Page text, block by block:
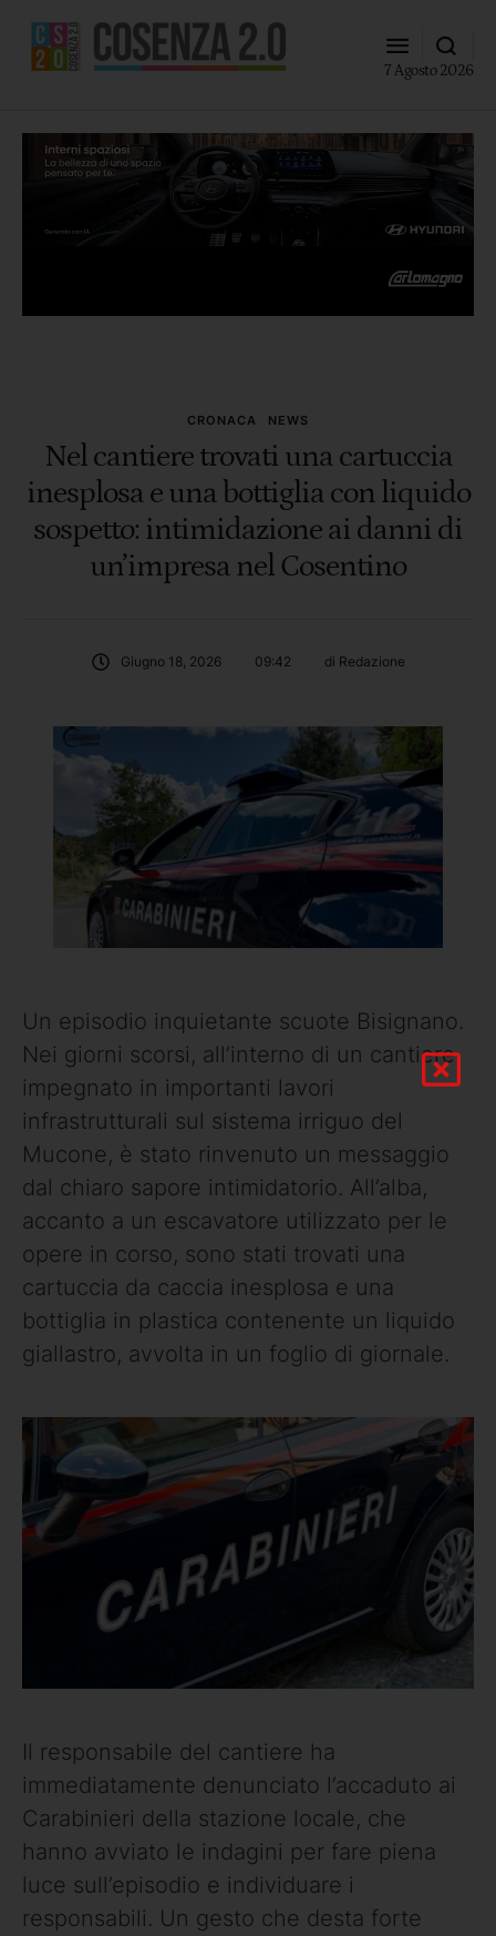
7 Agosto 2026
CRONACA NEWS
Nel cantiere trovati una cartuccia
inesplosa e una bottiglia con liquido
sospetto: intimidazione ai danni di
un’impresa nel Cosentino
Giugno 18, 2026 09:42 di Redazione
Un episodio inquietante scuote Bisignano.
Nei giorni scorsi, all’interno di un cantiere
impegnato in importanti lavori
infrastrutturali sul sistema irriguo del
Mucone, è stato rinvenuto un messaggio
dal chiaro sapore intimidatorio. All’alba,
accanto a un escavatore utilizzato per le
opere in corso, sono stati trovati una
cartuccia da caccia inesplosa e una
bottiglia in plastica contenente un liquido
giallastro, avvolta in un foglio di giornale.
Il responsabile del cantiere ha
immediatamente denunciato l’accaduto ai
Carabinieri della stazione locale, che
hanno avviato le indagini per fare piena
luce sull’episodio e individuare i
responsabili. Un gesto che desta forte